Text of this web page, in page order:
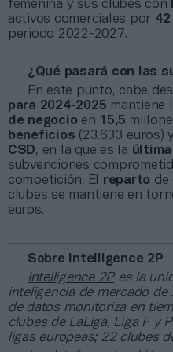
femenina y sus clubes con
activos comerciales por
periodo 2022-2027.
¿Qué pasará con las
En este punto, cabe
para 2024-2025 mantiene
de negocio en 15,5
beneficios (23.633 euros)
CSD, en la que es la
subvenciones
competición. El reparto de
clubes se mantiene en
euros.
Sobre Intelligence 2P
Intelligence 2Pes la
inteligencia de mercado
de datos monitoriza en
clubes de LaLiga, Liga F y
ligas europeas; 22 clubes